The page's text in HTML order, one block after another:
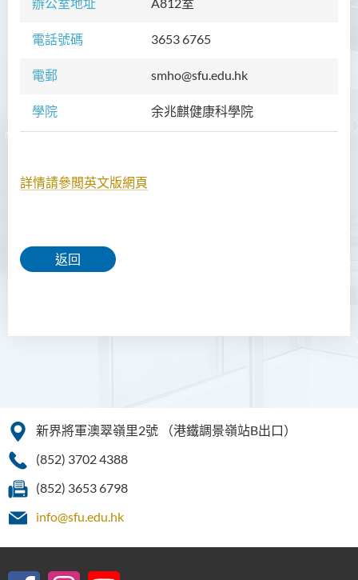
電話號碼 3653 6765
電郵 smho@sfu.edu.hk
學院 余兆麒健康科學院
詳情請參閲英文版網頁
返回
教職員
校外顧問團及校外考試委員
學生活動
Community Health Conference
2018
新界將軍澳翠嶺里2號
（港鐵調景嶺站B出口）
(852) 3702 4388
(852) 3653 6798
info@sfu.edu.hk